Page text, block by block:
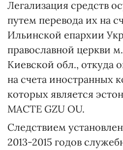
Легализация средств
путем перевода их на
Ильинской епархии
православной церкви
Киевской обл., откуда
на счета иностранных
которых является
МАСТЕ GZU OU.
Следствием
2013-2015 годов